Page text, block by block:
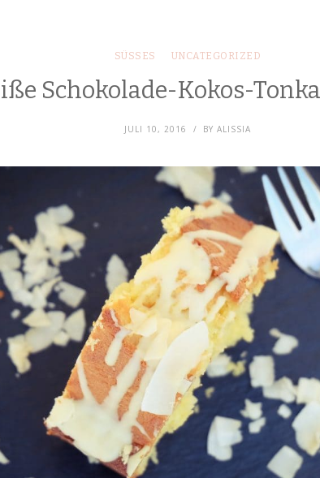
SÜSSES UNCATEGORIZED
Schokolade-Kokos-
JULI 10, 2016 BY ALISSIA